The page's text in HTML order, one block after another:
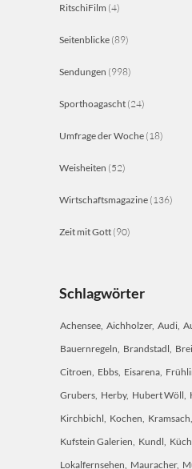
RitschiFilm (4)
Seitenblicke (89)
Sendungen (998)
Sporthoagascht (24)
Umfrage der Woche (18)
Weisheiten (52)
Wirtschaftsmagazine (136)
Zeit mit Gott (90)
Schlagwörter
Achensee Aichholzer Audi
Bauernregeln Brandstadl
Citroen Ebbs Eisarena
Grubers Herby Hubert Wöll
Kirchbichl Kochen Kramsach
Kufstein Galerien Kundl
Lokalfernsehen Mauracher